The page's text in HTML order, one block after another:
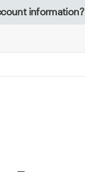
information?